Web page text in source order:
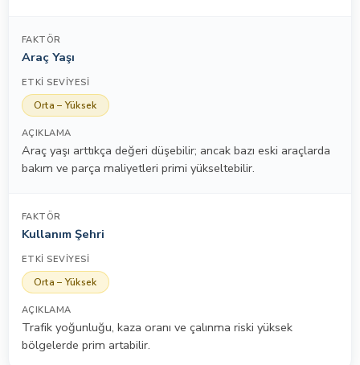
Araç Yaşı
Orta – Yüksek
Araç yaşı arttıkça değeri düşebilir; ancak bazı eski araçlarda
bakım ve parça maliyetleri primi yükseltebilir.
Kullanım Şehri
Orta – Yüksek
Trafik yoğunluğu, kaza oranı ve çalınma riski yüksek
bölgelerde prim artabilir.